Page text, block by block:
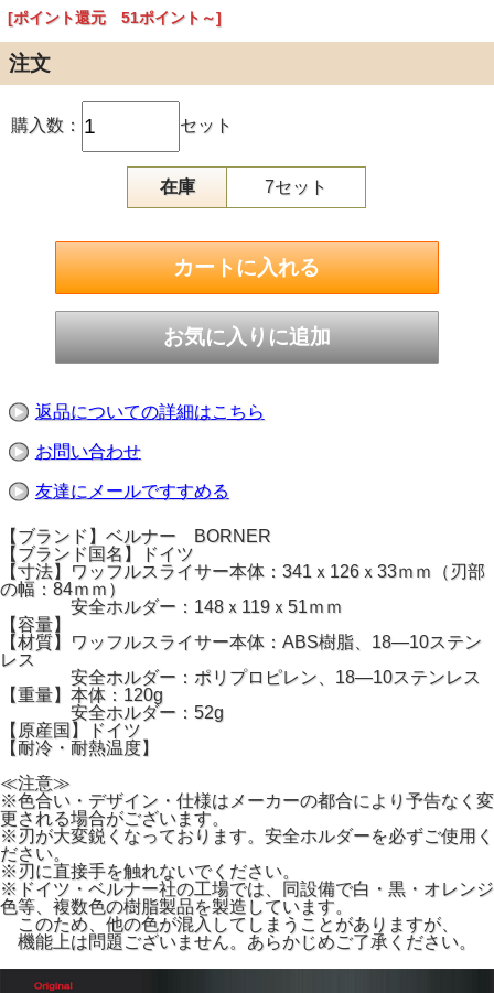
[ポイント還元 51ポイント～]
注文
購入数： セット
在庫 7セット
返品についての詳細はこちら
お問い合わせ
友達にメールですすめる
【ブランド】ベルナー BORNER
【ブランド国名】ドイツ
【寸法】ワッフルスライサー本体：341ｘ126ｘ33ｍｍ（刃部
の幅：84ｍｍ）
安全ホルダー：148ｘ119ｘ51ｍｍ
【容量】
【材質】ワッフルスライサー本体：ABS樹脂、18―10ステン
レス
安全ホルダー：ポリプロピレン、18―10ステンレス
【重量】本体：120g
安全ホルダー：52g
【原産国】ドイツ
【耐冷・耐熱温度】
≪注意≫
※色合い・デザイン・仕様はメーカーの都合により予告なく変
更される場合がございます。
※刃が大変鋭くなっております。安全ホルダーを必ずご使用く
ださい。
※刃に直接手を触れないでください。
※ドイツ・ベルナー社の工場では、同設備で白・黒・オレンジ
色等、複数色の樹脂製品を製造しています。
このため、他の色が混入してしまうことがありますが、
機能上は問題ございません。あらかじめご了承ください。